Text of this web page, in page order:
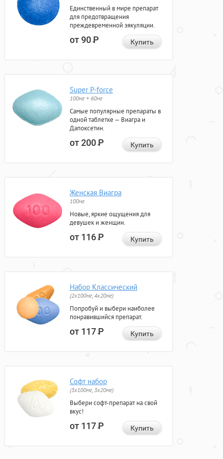
Единственный в мире препарат
для предотвращения
преждевременной эякуляции.
от 90Р Купить
Super P-force
100мг + 60мг
Самые популярные препараты в
одной таблетке — Виагра и
Дапоксетин.
от 200Р Купить
Женская Виагра
100мг
Новые, яркие ощущения для
девушек и женщин.
от 116Р Купить
Набор Классический
(2x100мг, 4x20мг)
Попробуй и выбери наиболее
понравившийся препарат.
от 117Р Купить
Софт набор
(3x100мг, 3x20мг)
Выбери софт-препарат на свой
вкус!
от 117Р Купить